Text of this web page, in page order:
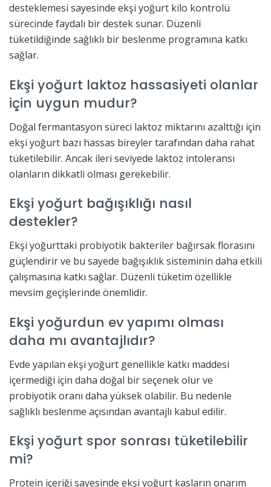
desteklemesi sayesinde ekşi yoğurt kilo kontrolü
sürecinde faydalı bir destek sunar. Düzenli
tüketildiğinde sağlıklı bir beslenme programına katkı
sağlar.
Ekşi yoğurt laktoz hassasiyeti olanlar
için uygun mudur?
Doğal fermantasyon süreci laktoz miktarını azalttığı için
ekşi yoğurt bazı hassas bireyler tarafından daha rahat
tüketilebilir. Ancak ileri seviyede laktoz intoleransı
olanların dikkatli olması gerekebilir.
Ekşi yoğurt bağışıklığı nasıl
destekler?
Ekşi yoğurttaki probiyotik bakteriler bağırsak florasını
güçlendirir ve bu sayede bağışıklık sisteminin daha etkili
çalışmasına katkı sağlar. Düzenli tüketim özellikle
mevsim geçişlerinde önemlidir.
Ekşi yoğurdun ev yapımı olması
daha mı avantajlıdır?
Evde yapılan ekşi yoğurt genellikle katkı maddesi
içermediği için daha doğal bir seçenek olur ve
probiyotik oranı daha yüksek olabilir. Bu nedenle
sağlıklı beslenme açısından avantajlı kabul edilir.
Ekşi yoğurt spor sonrası tüketilebilir
mi?
Protein içeriği sayesinde ekşi yoğurt kasların onarım